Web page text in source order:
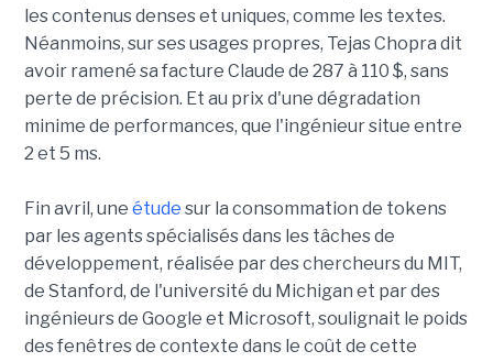
les contenus denses et uniques, comme les textes.
Néanmoins, sur ses usages propres, Tejas Chopra dit
avoir ramené sa facture Claude de 287 à 110 $, sans
perte de précision. Et au prix d'une dégradation
minime de performances, que l'ingénieur situe entre
2 et 5 ms.
Fin avril, une étude sur la consommation de tokens
par les agents spécialisés dans les tâches de
développement, réalisée par des chercheurs du MIT,
de Stanford, de l'université du Michigan et par des
ingénieurs de Google et Microsoft, soulignait le poids
des fenêtres de contexte dans le coût de cette